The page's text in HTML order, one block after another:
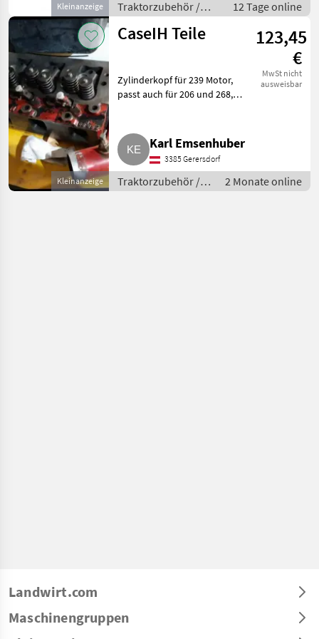
Kleinanzeige
Traktorzubehör /
Sonstiges
Traktorzubehör
12 Tage online
Kleinanzeige
CaseIH Teile
123,45
€
MwSt nicht
ausweisbar
Zylinderkopf für 239 Motor,
passt auch für 206 und 268,
melden. Traktorzubehör
Sonstiges Traktorzubehör
Karl Emsenhuber
3385 Gerersdorf
Traktorzubehör /
Sonstiges
2 Monate online
Landwirt.com
Maschinengruppen